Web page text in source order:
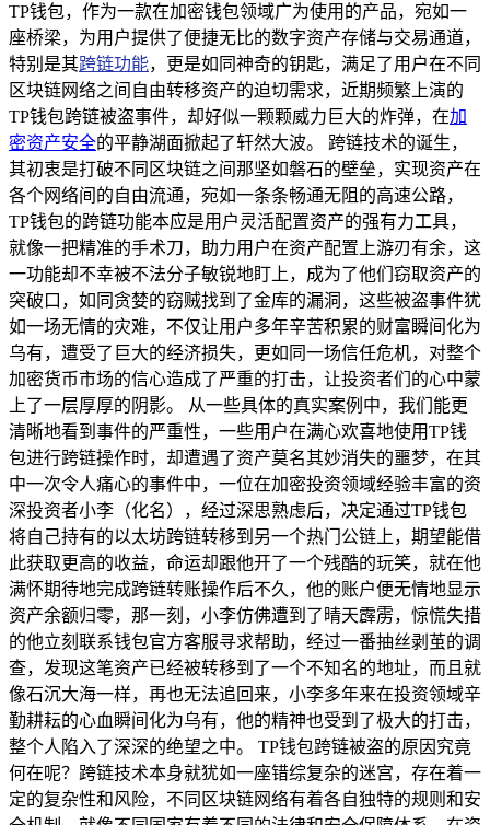
TP钱包，作为一款在加密钱包领域广为使用的产品，宛如一
座桥梁，为用户提供了便捷无比的数字资产存储与交易通道，
特别是其跨链功能，更是如同神奇的钥匙，满足了用户在不同
区块链网络之间自由转移资产的迫切需求，近期频繁上演的
TP钱包跨链被盗事件，却好似一颗颗威力巨大的炸弹，在加
密资产安全的平静湖面掀起了轩然大波。 跨链技术的诞生，
其初衷是打破不同区块链之间那坚如磐石的壁垒，实现资产在
各个网络间的自由流通，宛如一条条畅通无阻的高速公路，
TP钱包的跨链功能本应是用户灵活配置资产的强有力工具，
就像一把精准的手术刀，助力用户在资产配置上游刃有余，这
一功能却不幸被不法分子敏锐地盯上，成为了他们窃取资产的
突破口，如同贪婪的窃贼找到了金库的漏洞，这些被盗事件犹
如一场无情的灾难，不仅让用户多年辛苦积累的财富瞬间化为
乌有，遭受了巨大的经济损失，更如同一场信任危机，对整个
加密货币市场的信心造成了严重的打击，让投资者们的心中蒙
上了一层厚厚的阴影。 从一些具体的真实案例中，我们能更
清晰地看到事件的严重性，一些用户在满心欢喜地使用TP钱
包进行跨链操作时，却遭遇了资产莫名其妙消失的噩梦，在其
中一次令人痛心的事件中，一位在加密投资领域经验丰富的资
深投资者小李（化名），经过深思熟虑后，决定通过TP钱包
将自己持有的以太坊跨链转移到另一个热门公链上，期望能借
此获取更高的收益，命运却跟他开了一个残酷的玩笑，就在他
满怀期待地完成跨链转账操作后不久，他的账户便无情地显示
资产余额归零，那一刻，小李仿佛遭到了晴天霹雳，惊慌失措
的他立刻联系钱包官方客服寻求帮助，经过一番抽丝剥茧的调
查，发现这笔资产已经被转移到了一个不知名的地址，而且就
像石沉大海一样，再也无法追回来，小李多年来在投资领域辛
勤耕耘的心血瞬间化为乌有，他的精神也受到了极大的打击，
整个人陷入了深深的绝望之中。 TP钱包跨链被盗的原因究竟
何在呢？跨链技术本身就犹如一座错综复杂的迷宫，存在着一
定的复杂性和风险，不同区块链网络有着各自独特的规则和安